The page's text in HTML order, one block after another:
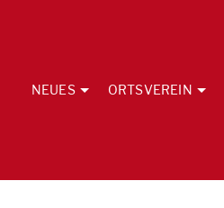
NEUES ORTSVEREIN